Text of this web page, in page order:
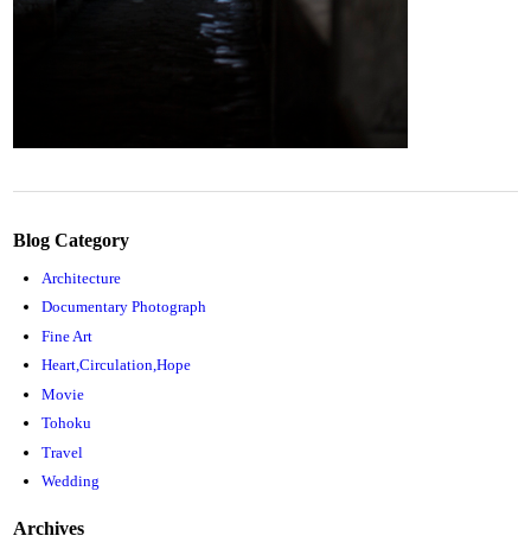
Blog Category
Architecture
Documentary Photograph
Fine Art
Heart,Circulation,Hope
Movie
Tohoku
Travel
Wedding
Archives